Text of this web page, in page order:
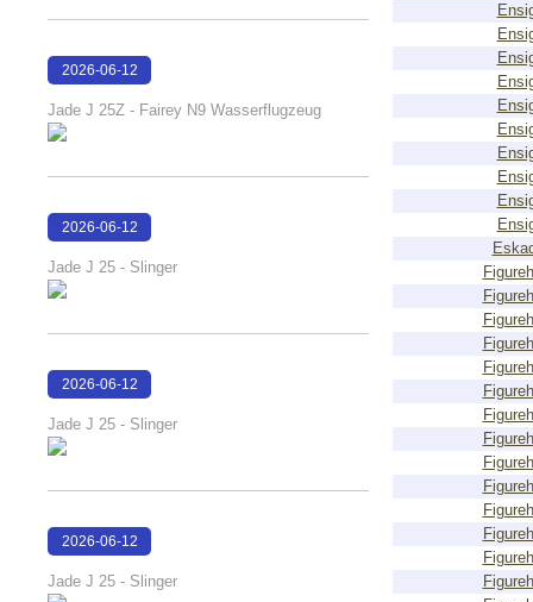
2026-06-12
Jade J 25Z - Fairey N9 Wasserflugzeug
2026-06-12
Jade J 25 - Slinger
2026-06-12
Jade J 25 - Slinger
2026-06-12
Jade J 25 - Slinger